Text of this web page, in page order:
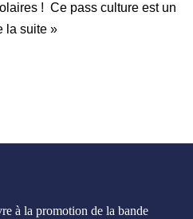
! Ce pass culture est un
la suite »
à la promotion de la bande